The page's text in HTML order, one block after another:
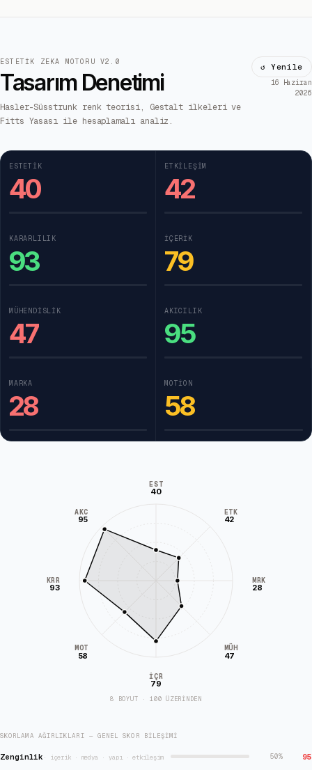
ESTETIK ZEKA MOTORU V2.0
Tasarım Denetimi
Hasler-Süsstrunk renk teorisi, Gestalt ilkeleri ve
Fitts Yasası ile hesaplamalı analiz.
↺ Yenile
16 Haziran
2026
ESTETIK
40
ETKILEŞIM
42
KARARLILIK
93
İÇERIK
79
MÜHENDISLIK
47
AKICILIK
95
MARKA
28
MOTION
58
EST
40
ETK
42
MRK
28
MÜH
47
İÇR
79
MOT
58
KRR
93
AKC
95
8 BOYUT · 100 ÜZERİNDEN
SKORLAMA AĞIRLIKLARI — GENEL SKOR BILEŞIMI
Zenginlik · içerik · medya · yapı · etkileşim 50% 95